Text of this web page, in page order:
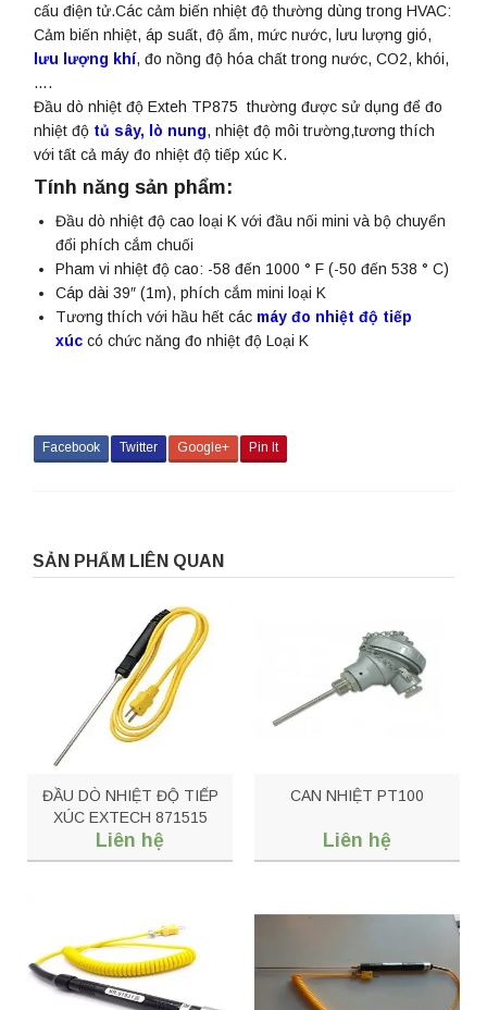
cấu điện tử.Các cảm biến nhiệt độ thường dùng trong HVAC:
Cảm biến nhiệt, áp suất, độ ẩm, mức nước, lưu lượng gió,
lưu lượng khí, đo nồng độ hóa chất trong nước, CO2, khói,
….
Đầu dò nhiệt độ Exteh TP875 thường được sử dụng để đo
nhiệt độ tủ sây, lò nung, nhiệt độ môi trường,tương thích
với tất cả máy đo nhiệt độ tiếp xúc K.
Tính năng sản phẩm:
Đầu dò nhiệt độ cao loại K với đầu nối mini và bộ chuyển
đổi phích cắm chuối
Pham vi nhiệt độ cao: -58 đến 1000 ° F (-50 đến 538 ° C)
Cáp dài 39″ (1m), phích cắm mini loại K
Tương thích với hầu hết các máy đo nhiệt độ tiếp
xúc có chức năng đo nhiệt độ Loại K
Facebook Twitter Google+ Pin It
SẢN PHẨM LIÊN QUAN
ĐẦU DÒ NHIỆT ĐỘ TIẾP
XÚC EXTECH 871515
Liên hệ
CAN NHIỆT PT100
Liên hệ